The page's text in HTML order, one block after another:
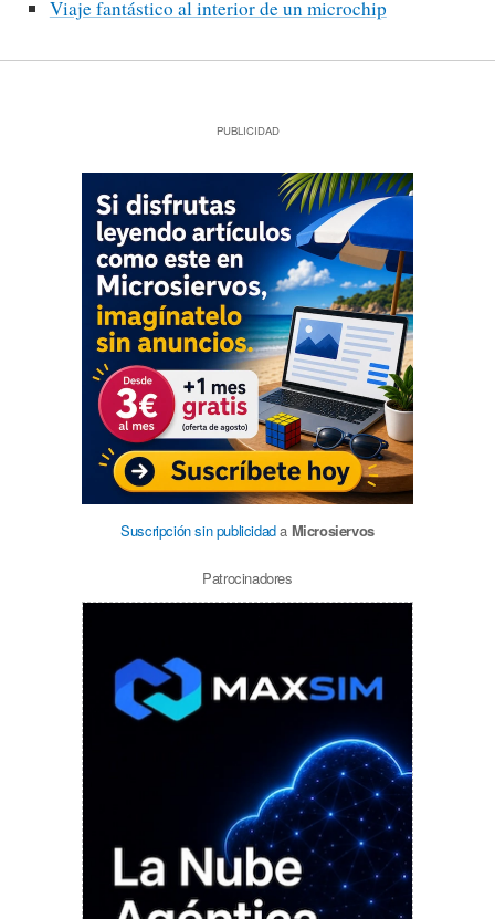
Viaje fantástico al interior de un microchip
PUBLICIDAD
Suscripción sin publicidada Microsiervos
Patrocinadores